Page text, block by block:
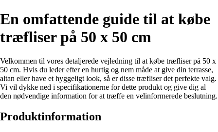
En omfattende guide til at købe
træfliser på 50 x 50 cm
Velkommen til vores detaljerede vejledning til at købe træfliser på 50 x
50 cm. Hvis du leder efter en hurtig og nem måde at give din terrasse,
altan eller have et hyggeligt look, så er disse træfliser det perfekte valg.
Vi vil dykke ned i specifikationerne for dette produkt og give dig al
den nødvendige information for at træffe en velinformerede beslutning.
Produktinformation